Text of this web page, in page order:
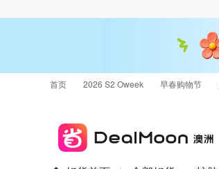
首页 2026 S2 Oweek 早春购物节